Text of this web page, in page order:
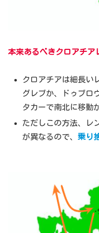
本来あるべきクロアチア
クロアチアは細長い
グレブか、ドゥブロ
タカーで南北に移動
ただしこの方法、レ
が異なるので、乗り